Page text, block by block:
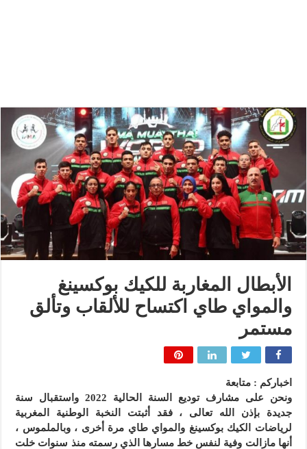
الأبطال المغاربة للكيك بوكسينغ
والمواي طاي اكتساح للألقاب وتألق
مستمر
اخباركم : متابعة
ونحن على مشارف توديع السنة الحالية 2022 واستقبال سنة
جديدة بإذن الله تعالى ، فقد أثبتت النخبة الوطنية المغربية
لرياضات الكيك بوكسينغ والمواي طاي مرة أخرى ، وبالملموس ،
أنها مازالت وفية لنفس خط مسارها الذي رسمته منذ سنوات خلت